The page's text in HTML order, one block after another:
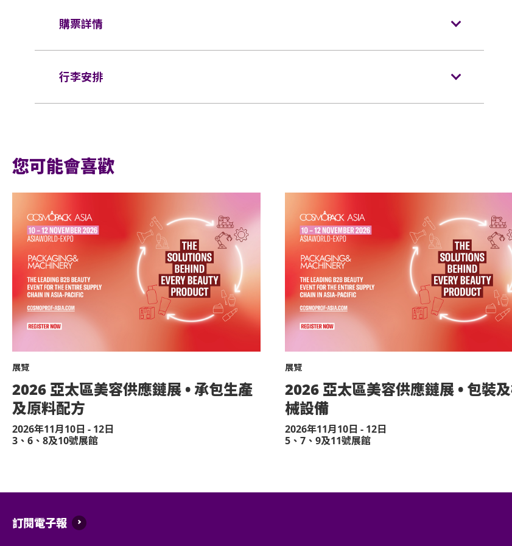
同時持有所提及的證明方可再次入場。亞洲國際博覽館有權增刪及更換該權利。
權拒絕該人士及其同行者入場，並且不會安排退款。如有任何爭議，亞洲國際博覽館管理
有限公司及主辦機構保留最終決定權。
*行動不便的證明指「殘疾人士登記證」（肢體傷殘類別）或其他有效的醫生證明文
件以顯示行動不便。
持票的輪椅人士若需要場館職員協助入座，請在節目前致電亞洲國際博覽館（+852-3606
8000）以便預先安排。亦請輪椅人士提早到達演出場地，以便場館職員安排順利入座。
活動門票必須從官方票務銷售點購買。任何損毀、污損、經過塗改、殘缺不全或複印之門
制。任何情況下，遺失的企位或不設劃位門票均不獲補發。
基於安全理由，場館範圍內不准攜帶「自拍桿」。
亞洲國際博覽館範圍內嚴禁吸煙。
器、噴霧類或利器等物品進入表演場內。
於亞洲國際博覽館範圍內嚴禁攜帶及使用違禁藥物。
於亞洲國際博覽館範圍內嚴禁售賣或派發未獲授權的商品或其他物品。
不准站於座椅上。
不准於樓梯及公眾走廊停留。
嚴禁攜帶及發放煙花、煙火、或使用激光儀器。
不准攜帶及使用任何遙控飛行設備或玩具（如：模型直升機、無人駕駛飛機）。
演出可能會有強光、閃光或煙霧效果，如觀眾感到不適或需要協助，請盡快通知現場醫療
或保安人員。
嚴禁炒賣門票。門票如已被使用或轉售、分享予他人或作其他商業用途，亞洲國際博覽館
何動物進入場館。
輪椅/看顧人位置：
購票詳情
網址：www.damai.cn
行李安排
您可能會喜歡
展覽
2026 亞太區美容供應鏈展 • 承包生產
及原料配方
2026年11月10日 - 12日
3、6、8及10號展館
展覽
2026 亞太區美容供應鏈展 • 包裝
械設備
2026年11月10日 - 12日
5、7、9及11號展館
訂閱電子報